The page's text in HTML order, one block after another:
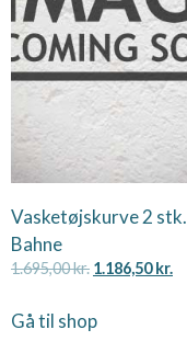
Vasketøjskurve 2 stk.
Bahne
1.695,00kr. 1.186,50kr.
Gå til shop